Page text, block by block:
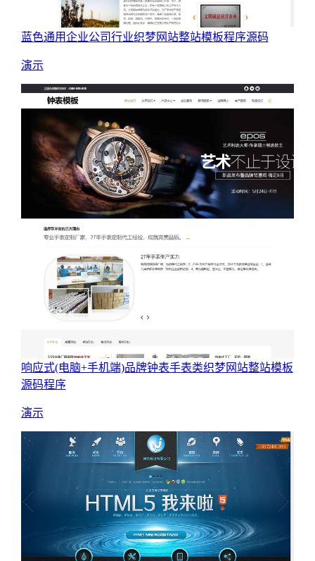
蓝色通用企业公司行业织梦网站整站模板程序源码
演示
响应式(电脑+手机端)品牌钟表手表类织梦网站整站模板
源码程序
演示